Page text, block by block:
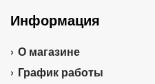
Информация
О магазине
График работы